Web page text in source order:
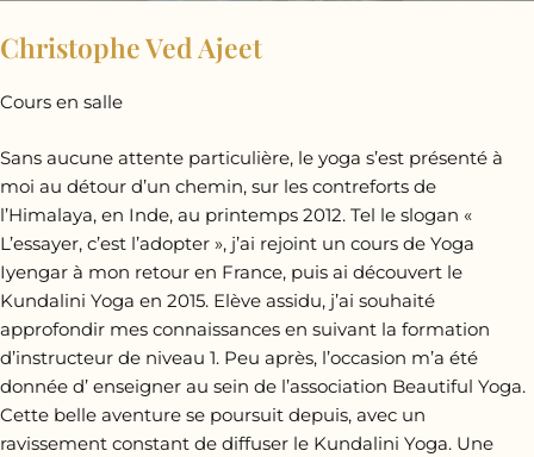
Christophe Ved Ajeet
Cours en salle
Sans aucune attente particulière, le yoga s’est présenté à
moi au détour d’un chemin, sur les contreforts de
l’Himalaya, en Inde, au printemps 2012. Tel le slogan «
L’essayer, c’est l’adopter », j’ai rejoint un cours de Yoga
Iyengar à mon retour en France, puis ai découvert le
Kundalini Yoga en 2015. Elève assidu, j’ai souhaité
approfondir mes connaissances en suivant la formation
d’instructeur de niveau 1. Peu après, l’occasion m’a été
donnée d’ enseigner au sein de l’association Beautiful Yoga.
Cette belle aventure se poursuit depuis, avec un
ravissement constant de diffuser le Kundalini Yoga. Une